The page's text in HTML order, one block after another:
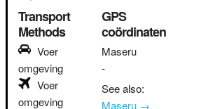
Transport
Methods
Voer
omgeving
Voer
omgeving
GPS
coördinaten
Maseru
-
See also:
Maseru →